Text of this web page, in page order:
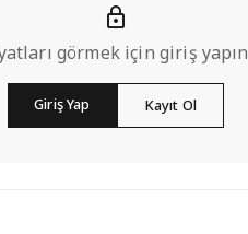
görmek için giriş yapın
Giriş Yap Kayıt Ol